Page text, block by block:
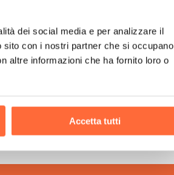
dei social media e per analizzare il
con i nostri partner che si occupano
altre informazioni che ha fornito loro o
Accetta tutti